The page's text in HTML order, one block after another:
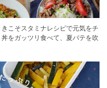
こそスタミナレシピで元気をチ
をガッツリ食べて、夏バテを吹